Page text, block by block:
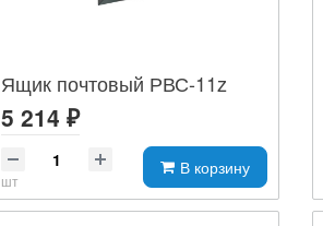
Ящик почтовый РВС-11z
5 214 ₽
шт
В корзину